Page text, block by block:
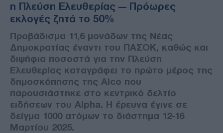
η Πλεύση Ελευθερίας — Πρόωρες
εκλογές ζητά το 50%
Προβάδισμα 11,6 μονάδων της Νέας
Δημοκρατίας έναντι του ΠΑΣΟΚ, καθώς και
διψήφια ποσοστά για την Πλεύση
Ελευθερίας καταγράφει το πρώτο μέρος της
δημοσκόπησης της Alco που
παρουσιάστηκε στο κεντρικό δελτίο
ειδήσεων του Alpha. Η έρευνα έγινε σε
δείγμα 1000 ατόμων το διάστημα 12-16
Μαρτίου 2025.